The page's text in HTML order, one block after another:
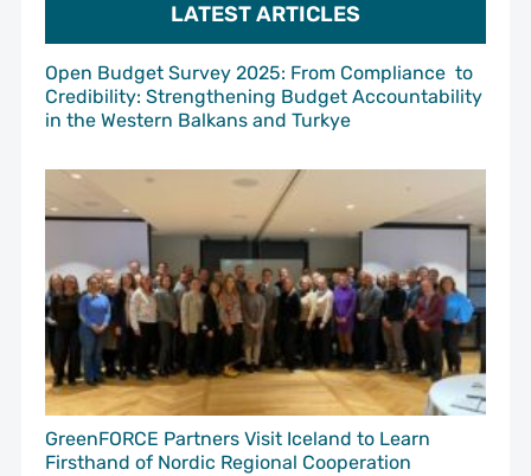
LATEST ARTICLES
Open Budget Survey 2025: From Compliance to
Credibility: Strengthening Budget Accountability
in the Western Balkans and Turkye
GreenFORCE Partners Visit Iceland to Learn
Firsthand of Nordic Regional Cooperation